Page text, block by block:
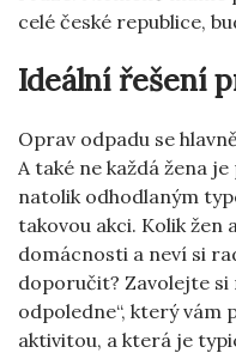
celé české republice,
Ideální řešení
Oprav odpadu se
A také ne každá žena
natolik odhodlaným
takovou akci. Kolik žen
domácnosti a neví si
doporučit? Zavolejte si
odpoledne“, který vám
aktivitou, a která je